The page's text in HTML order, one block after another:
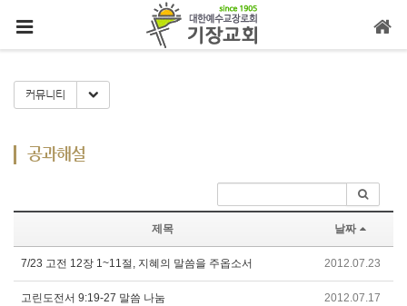
커뮤니티 Toggle Dropdown
공과해설
제목 날짜
7/23 고전 12장 1~11절, 지혜의 말씀을 주옵소서 2012.07.23
고린도전서 9:19-27 말씀 나눔 2012.07.17